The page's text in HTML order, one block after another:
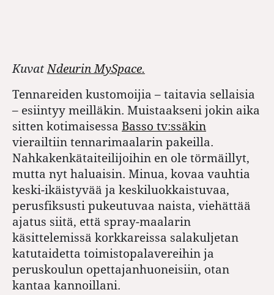
KuvatNdeurin MySpace.
Tennareiden kustomoijia – taitavia sellaisia
– esiintyy meilläkin. Muistaakseni jokin aika
sitten kotimaisessa Basso tv:ssäkin
vierailtiin tennarimaalarin pakeilla.
Nahkakenkätaiteilijoihin en ole törmäillyt,
mutta nyt haluaisin. Minua, kovaa vauhtia
keski-ikäistyvää ja keskiluokkaistuvaa,
perusfiksusti pukeutuvaa naista, viehättää
ajatus siitä, että spray-maalarin
käsittelemissä korkkareissa salakuljetan
katutaidetta toimistopalavereihin ja
peruskoulun opettajanhuoneisiin, otan
kantaa kannoillani.